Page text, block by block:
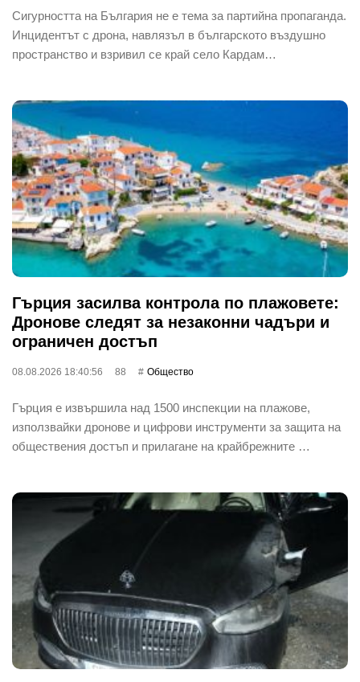
Сигурността на България не е тема за партийна пропаганда.
Инцидентът с дрона, навлязъл в българското въздушно
пространство и взривил се край село Кардам…
Гърция засилва контрола по плажовете:
Дронове следят за незаконни чадъри и
ограничен достъп
08.08.2026 18:40:56 88 Общество
Гърция е извършила над 1500 инспекции на плажове,
използвайки дронове и цифрови инструменти за защита на
обществения достъп и прилагане на крайбрежните …